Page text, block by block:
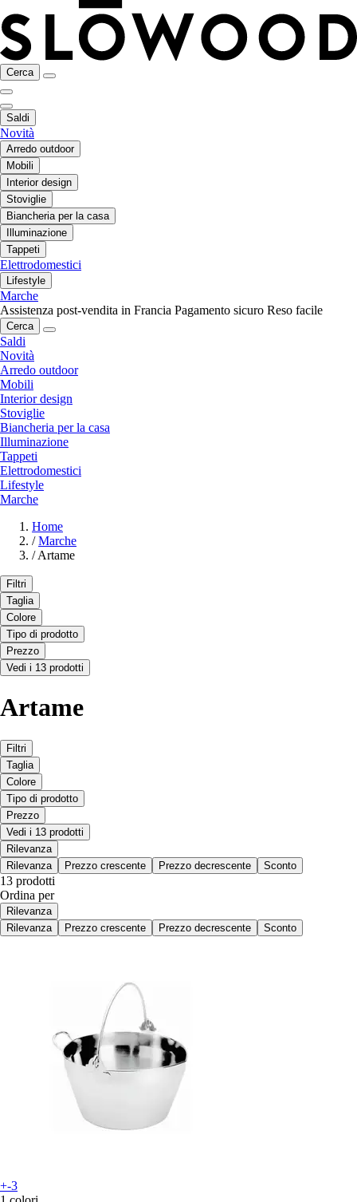
Cerca
Saldi
Novità
Arredo outdoor
Mobili
Interior design
Stoviglie
Biancheria per la casa
Illuminazione
Tappeti
Elettrodomestici
Lifestyle
Marche
Assistenza post-vendita in Francia Pagamento sicuro Reso facile
Cerca
Saldi
Novità
Arredo outdoor
Mobili
Interior design
Stoviglie
Biancheria per la casa
Illuminazione
Tappeti
Elettrodomestici
Lifestyle
Marche
Home
/ Marche
/ Artame
Filtri
Taglia
Colore
Tipo di prodotto
Prezzo
Vedi i 13 prodotti
Artame
Filtri
Taglia
Colore
Tipo di prodotto
Prezzo
Vedi i 13 prodotti
Rilevanza
Rilevanza
Prezzo crescente Prezzo decrescente Sconto
13 prodotti
Ordina per
Rilevanza
Rilevanza
Prezzo crescente Prezzo decrescente Sconto
+-3